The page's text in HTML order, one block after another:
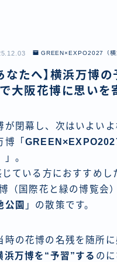
GREEN×EXPO2027（横
なたへ】横浜万博の
大阪花博に思いを
閉幕し、次はいよいよ
博「
」。
ている方におすすめし
（国際花と緑の博覧会
公園 」の散策です。
時の花博の名残を随所に
浜万博を“予習”する の